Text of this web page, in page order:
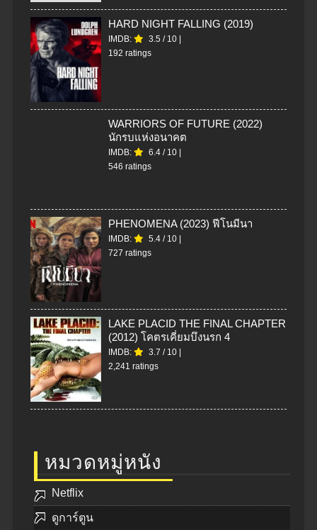
HARD NIGHT FALLING (2019)
IMDB: 3.5 / 10
192 ratings
WARRIORS OF FUTURE (2022)
นักรบแห่งอนาคต
IMDB: 6.4 / 10
546 ratings
PHENOMENA (2023) ฟีโนมีนา
IMDB: 5.4 / 10
727 ratings
LAKE PLACID THE FINAL CHAPTER
(2012) โคตรเคี่ยมบึงนรก 4
IMDB: 3.7 / 10
2,241 ratings
หมวดหมู่หนัง
Netflix
ดูการ์ตูน